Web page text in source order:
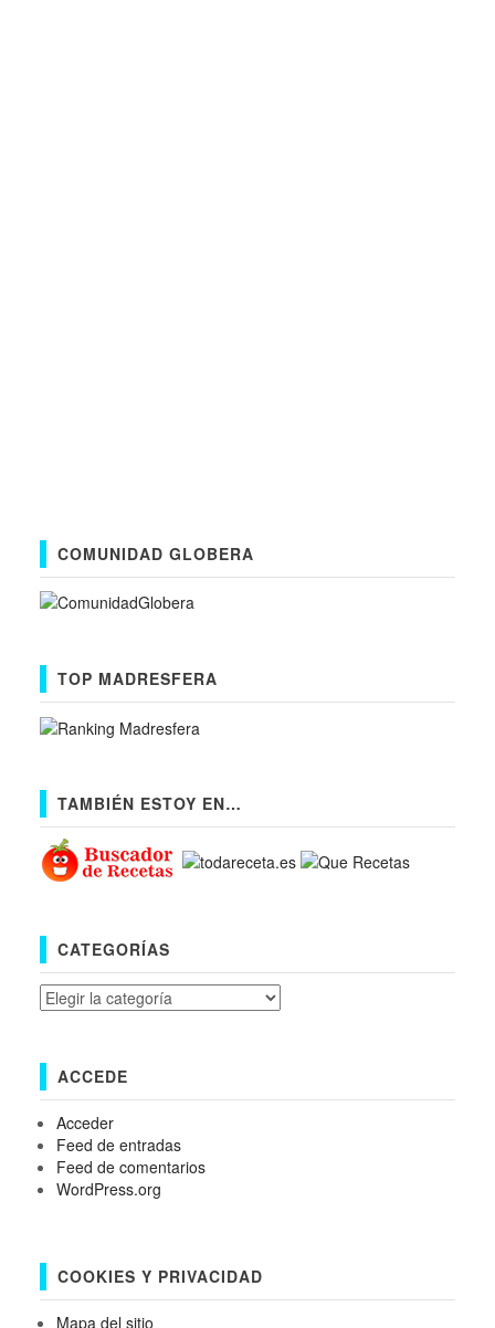
COMUNIDAD GLOBERA
TOP MADRESFERA
TAMBIÉN ESTOY EN…
CATEGORÍAS
Categorías
ACCEDE
Acceder
Feed de entradas
Feed de comentarios
WordPress.org
COOKIES Y PRIVACIDAD
Mapa del sitio